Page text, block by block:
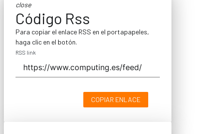
close
Código Rss
Para copiar el enlace RSS en el portapapeles,
haga clic en el botón.
RSS link
COPIAR ENLACE